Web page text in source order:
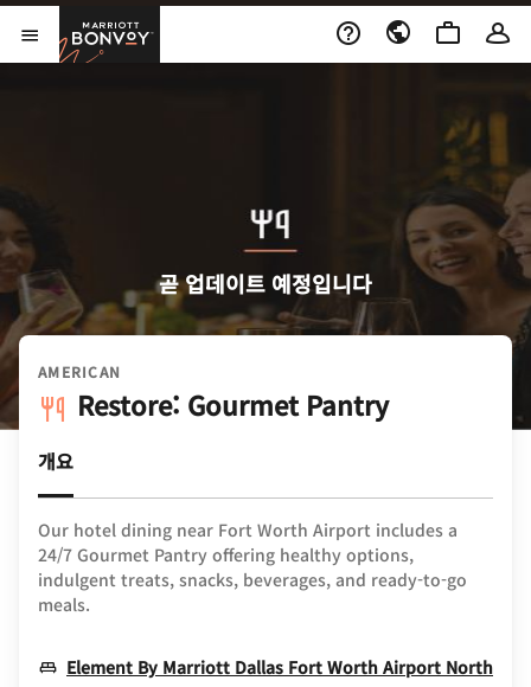
Skip to Content
메뉴 열기
Marriott Bonvoy
곧 업데이트 예정입니다
AMERICAN
Restore: Gourmet Pantry
개요
Our hotel dining near Fort Worth Airport includes a
24/7 Gourmet Pantry offering healthy options,
indulgent treats, snacks, beverages, and ready‑to‑go
meals.
Element By Marriott Dallas Fort Worth Airport North